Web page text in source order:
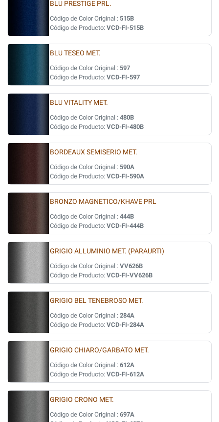
BLU PRESTIGE PRL.
Código de Color Original : 515B
Código de Producto: VCD-FI-515B
BLU TESEO MET.
Código de Color Original : 597
Código de Producto: VCD-FI-597
BLU VITALITY MET.
Código de Color Original : 480B
Código de Producto: VCD-FI-480B
BORDEAUX SEMISERIO MET.
Código de Color Original : 590A
Código de Producto: VCD-FI-590A
BRONZO MAGNETICO/KHAVE PRL
Código de Color Original : 444B
Código de Producto: VCD-FI-444B
GRIGIO ALLUMINIO MET. (PARAURTI)
Código de Color Original : VV626B
Código de Producto: VCD-FI-VV626B
GRIGIO BEL TENEBROSO MET.
Código de Color Original : 284A
Código de Producto: VCD-FI-284A
GRIGIO CHIARO/GARBATO MET.
Código de Color Original : 612A
Código de Producto: VCD-FI-612A
GRIGIO CRONO MET.
Código de Color Original : 697A